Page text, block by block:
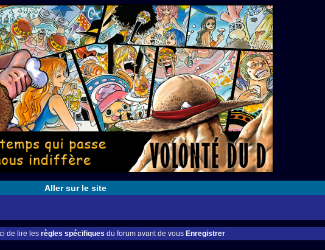
Aller sur le site
de lire les règles spécifiques du forum avant de vous Enregistrer